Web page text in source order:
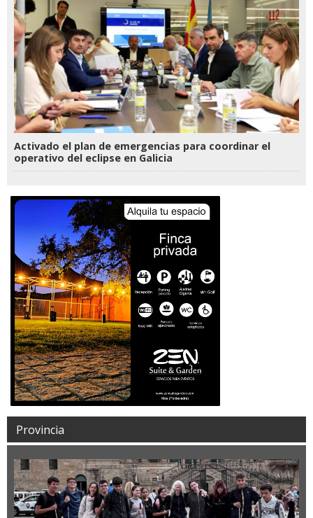
Activado el plan de emergencias para coordinar el
operativo del eclipse en Galicia
Provincia